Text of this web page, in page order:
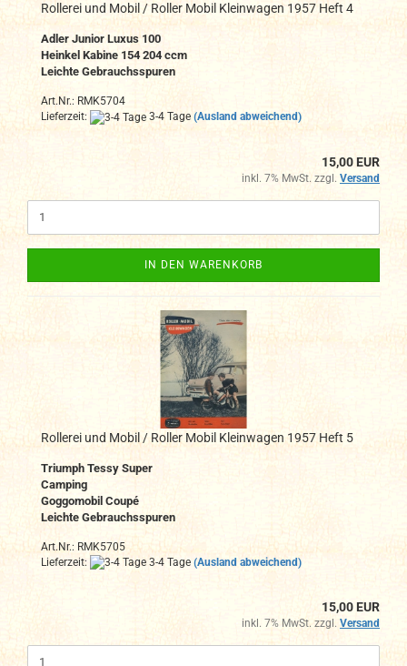
Rollerei und Mobil / Roller Mobil Kleinwagen 1957 Heft 4
Adler Junior Luxus 100
Heinkel Kabine 154 204 ccm
Leichte Gebrauchsspuren
Art.Nr.: RMK5704
Lieferzeit:
3-4 Tage (Ausland abweichend)
15,00 EUR
inkl. 7% MwSt. zzgl. Versand
IN DEN WARENKORB
Rollerei und Mobil / Roller Mobil Kleinwagen 1957 Heft 5
Triumph Tessy Super
Camping
Goggomobil Coupé
Leichte Gebrauchsspuren
Art.Nr.: RMK5705
Lieferzeit:
3-4 Tage (Ausland abweichend)
15,00 EUR
inkl. 7% MwSt. zzgl. Versand